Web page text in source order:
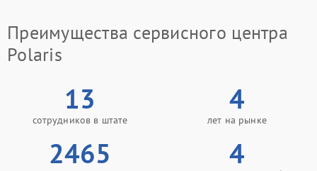
Преимущества сервисного центра
Polaris
13
сотрудников в штате
4
лет на рынке
2465 4